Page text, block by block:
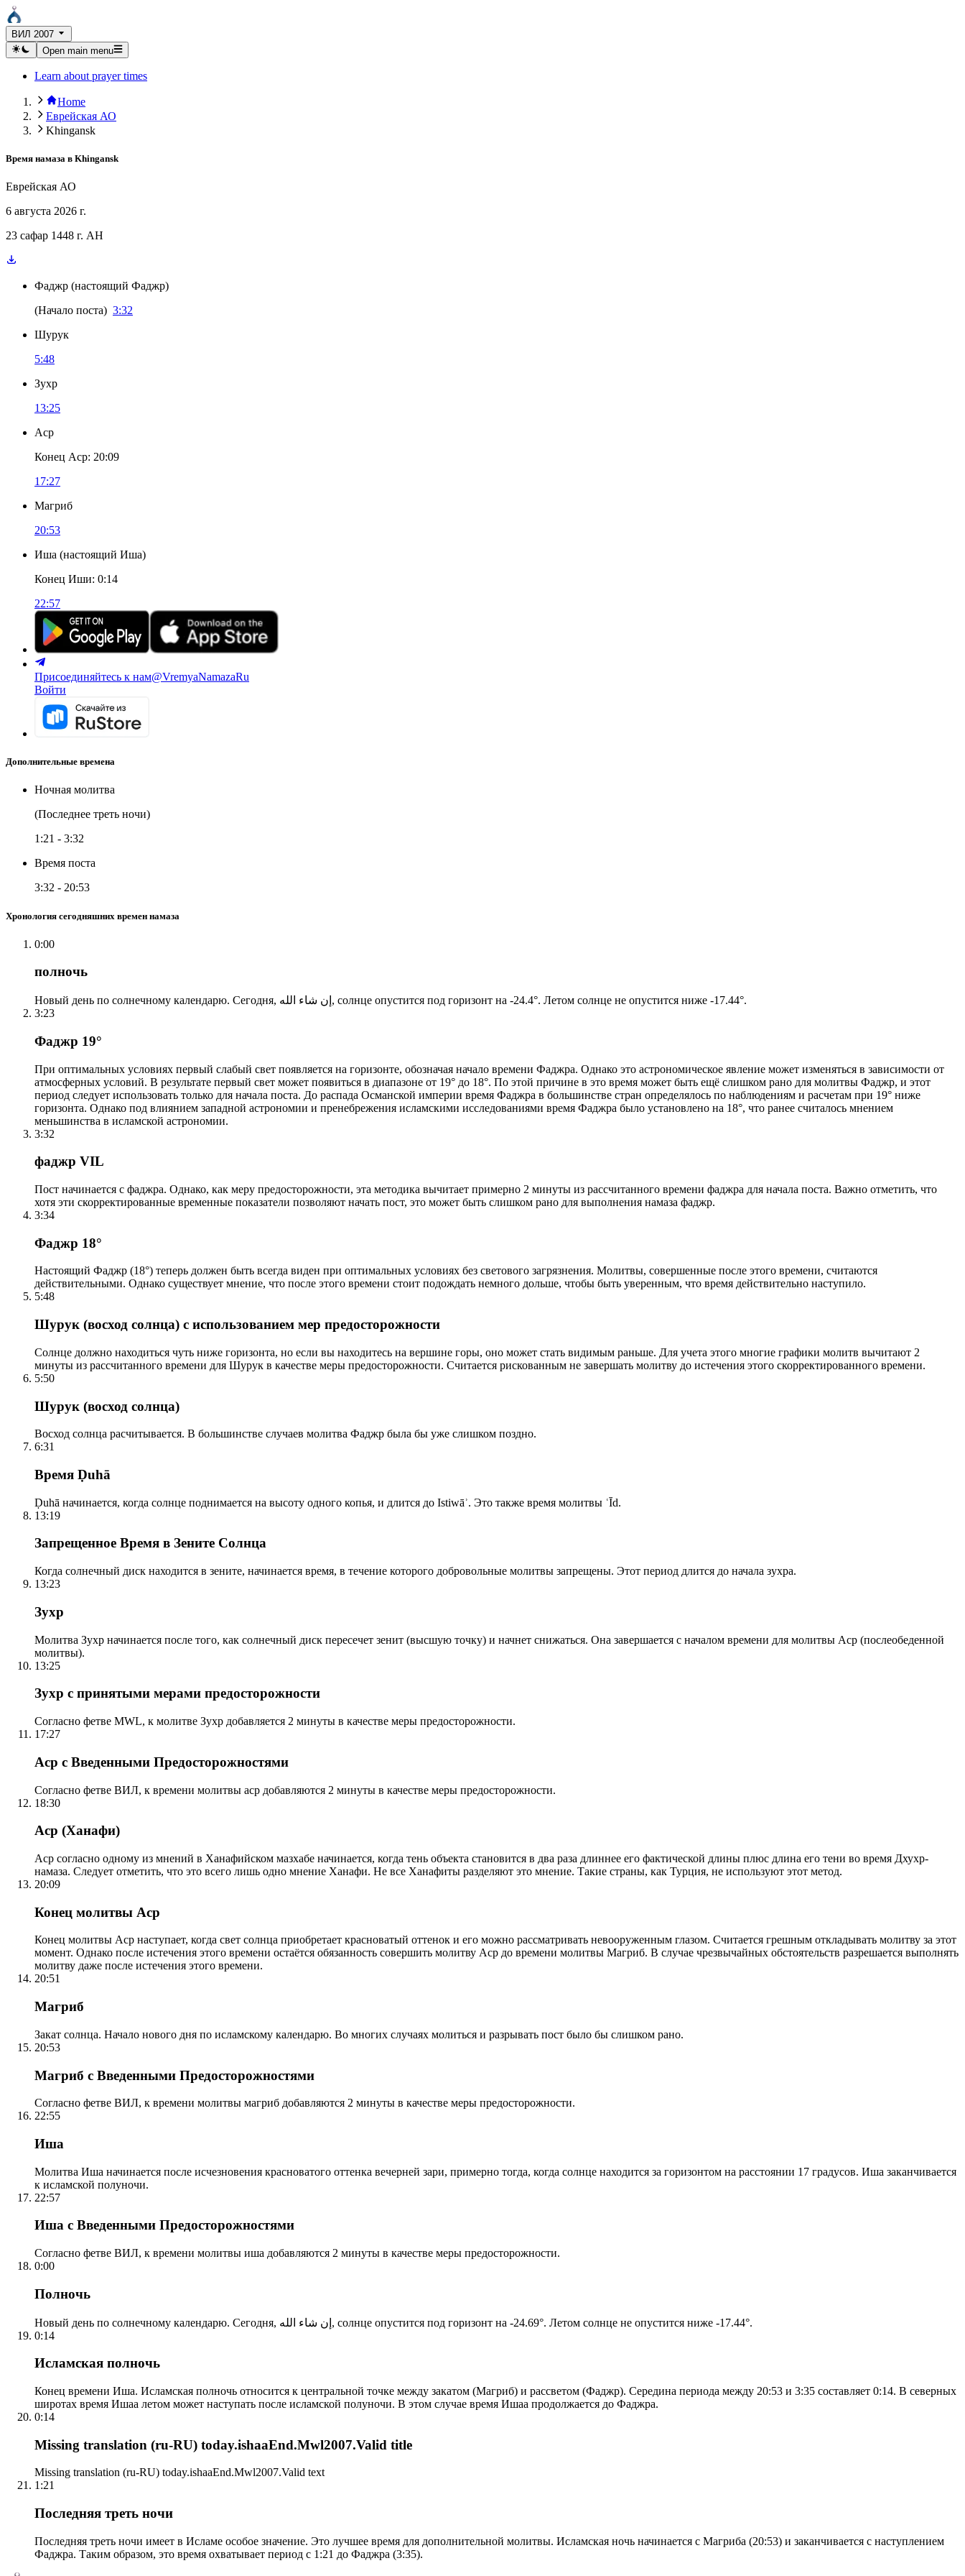
ВИЛ 2007
Open main menu
Learn about prayer times
Home
Еврейская АО
Khingansk
Время намаза в Khingansk
Еврейская АО
6 августа 2026 г.
23 сафар 1448 г. AH
Фаджр (настоящий Фаджр)
(Начало поста) 3:32
Шурук
5:48
Зухр
13:25
Аср
Конец Аср: 20:09
17:27
Магриб
20:53
Иша (настоящий Иша)
Конец Иши: 0:14
22:57
Присоединяйтесь к нам@VremyaNamazaRu
Войти
Дополнительные времена
Ночная молитва
(Последнее треть ночи)
1:21 - 3:32
Время поста
3:32 - 20:53
Хронология сегодняшних времен намаза
0:00
полночь
Новый день по солнечному календарю. Сегодня, إن شاء الله, солнце опустится под горизонт на -24.4°. Летом солнце не опустится ниже -17.44°.
3:23
Фаджр 19°
При оптимальных условиях первый слабый свет появляется на горизонте, обозначая начало времени Фаджра. Однако это астрономическое явление может изменяться в зависимости от
атмосферных условий. В результате первый свет может появиться в диапазоне от 19° до 18°. По этой причине в это время может быть ещё слишком рано для молитвы Фаджр, и этот
период следует использовать только для начала поста. До распада Османской империи время Фаджра в большинстве стран определялось по наблюдениям и расчетам при 19° ниже
горизонта. Однако под влиянием западной астрономии и пренебрежения исламскими исследованиями время Фаджра было установлено на 18°, что ранее считалось мнением
меньшинства в исламской астрономии.
3:32
фаджр VIL
Пост начинается с фаджра. Однако, как меру предосторожности, эта методика вычитает примерно 2 минуты из рассчитанного времени фаджра для начала поста. Важно отметить, что
хотя эти скорректированные временные показатели позволяют начать пост, это может быть слишком рано для выполнения намаза фаджр.
3:34
Фаджр 18°
Настоящий Фаджр (18°) теперь должен быть всегда виден при оптимальных условиях без светового загрязнения. Молитвы, совершенные после этого времени, считаются
действительными. Однако существует мнение, что после этого времени стоит подождать немного дольше, чтобы быть уверенным, что время действительно наступило.
5:48
Шурук (восход солнца) с использованием мер предосторожности
Солнце должно находиться чуть ниже горизонта, но если вы находитесь на вершине горы, оно может стать видимым раньше. Для учета этого многие графики молитв вычитают 2
минуты из рассчитанного времени для Шурук в качестве меры предосторожности. Считается рискованным не завершать молитву до истечения этого скорректированного времени.
5:50
Шурук (восход солнца)
Восход солнца расчитывается. В большинстве случаев молитва Фаджр была бы уже слишком поздно.
6:31
Время Ḍuhā
Ḍuhā начинается, когда солнце поднимается на высоту одного копья, и длится до Istiwāʾ. Это также время молитвы ʿĪd.
13:19
Запрещенное Время в Зените Солнца
Когда солнечный диск находится в зените, начинается время, в течение которого добровольные молитвы запрещены. Этот период длится до начала зухра.
13:23
Зухр
Молитва Зухр начинается после того, как солнечный диск пересечет зенит (высшую точку) и начнет снижаться. Она завершается с началом времени для молитвы Аср (послеобеденной
молитвы).
13:25
Зухр с принятыми мерами предосторожности
Согласно фетве MWL, к молитве Зухр добавляется 2 минуты в качестве меры предосторожности.
17:27
Аср с Введенными Предосторожностями
Согласно фетве ВИЛ, к времени молитвы аср добавляются 2 минуты в качестве меры предосторожности.
18:30
Аср (Ханафи)
Аср согласно одному из мнений в Ханафийском мазхабе начинается, когда тень объекта становится в два раза длиннее его фактической длины плюс длина его тени во время Дхухр-
намаза. Следует отметить, что это всего лишь одно мнение Ханафи. Не все Ханафиты разделяют это мнение. Такие страны, как Турция, не используют этот метод.
20:09
Конец молитвы Аср
Конец молитвы Аср наступает, когда свет солнца приобретает красноватый оттенок и его можно рассматривать невооруженным глазом. Считается грешным откладывать молитву за этот
момент. Однако после истечения этого времени остаётся обязанность совершить молитву Аср до времени молитвы Магриб. В случае чрезвычайных обстоятельств разрешается выполнять
молитву даже после истечения этого времени.
20:51
Магриб
Закат солнца. Начало нового дня по исламскому календарю. Во многих случаях молиться и разрывать пост было бы слишком рано.
20:53
Магриб с Введенными Предосторожностями
Согласно фетве ВИЛ, к времени молитвы магриб добавляются 2 минуты в качестве меры предосторожности.
22:55
Иша
Молитва Иша начинается после исчезновения красноватого оттенка вечерней зари, примерно тогда, когда солнце находится за горизонтом на расстоянии 17 градусов. Иша заканчивается
к исламской полуночи.
22:57
Иша с Введенными Предосторожностями
Согласно фетве ВИЛ, к времени молитвы иша добавляются 2 минуты в качестве меры предосторожности.
0:00
Полночь
Новый день по солнечному календарю. Сегодня, إن شاء الله, солнце опустится под горизонт на -24.69°. Летом солнце не опустится ниже -17.44°.
0:14
Исламская полночь
Конец времени Иша. Исламская полночь относится к центральной точке между закатом (Магриб) и рассветом (Фаджр). Середина периода между 20:53 и 3:35 составляет 0:14. В северных
широтах время Ишаа летом может наступать после исламской полуночи. В этом случае время Ишаа продолжается до Фаджра.
0:14
Missing translation (ru-RU) today.ishaaEnd.Mwl2007.Valid title
Missing translation (ru-RU) today.ishaaEnd.Mwl2007.Valid text
1:21
Последняя треть ночи
Последняя треть ночи имеет в Исламе особое значение. Это лучшее время для дополнительной молитвы. Исламская ночь начинается с Магриба (20:53) и заканчивается с наступлением
Фаджра. Таким образом, это время охватывает период с 1:21 до Фаджра (3:35).